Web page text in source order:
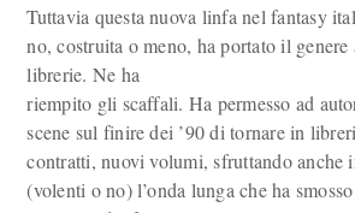
Tuttavia questa nuova linfa nel fantasy
no, costruita o meno, ha portato il
librerie. Ne ha
riempito gli scaffali. Ha permesso ad
scene sul finire dei ’90 di tornare in
contratti, nuovi volumi, sfruttando anche
(volenti o no) l’onda lunga che ha